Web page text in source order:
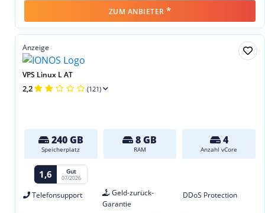
ZUM ANBIETER *
Anzeige
VPS Linux L AT
2,2 (121)
240 GB
Speicherplatz
8 GB
RAM
4
Anzahl vCore
1,6 Gut
07/2026
Telefonsupport
Geld-zurück-
Garantie
DDoS Protection